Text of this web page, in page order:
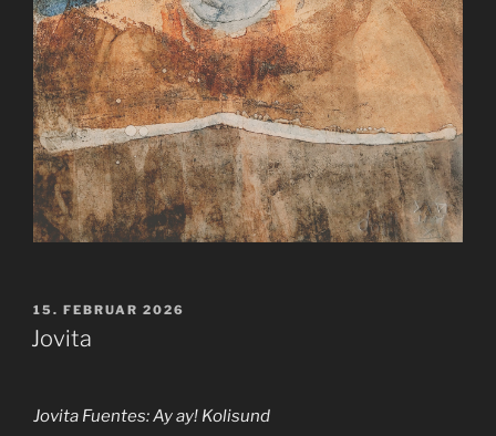
VERÖFFENTLICHT
AM
15. FEBRUAR 2026
Jovita
Jovita Fuentes: Ay ay! Kolisund